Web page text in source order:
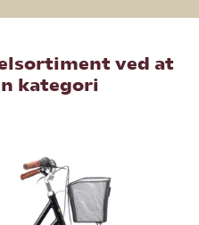
ved at
kategori